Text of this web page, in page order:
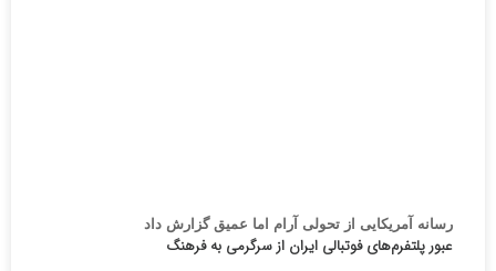
رسانه آمریکایی از تحولی آرام اما عمیق گزارش داد
عبور پلتفرم‌های فوتبالی ایران از سرگرمی به فرهنگ